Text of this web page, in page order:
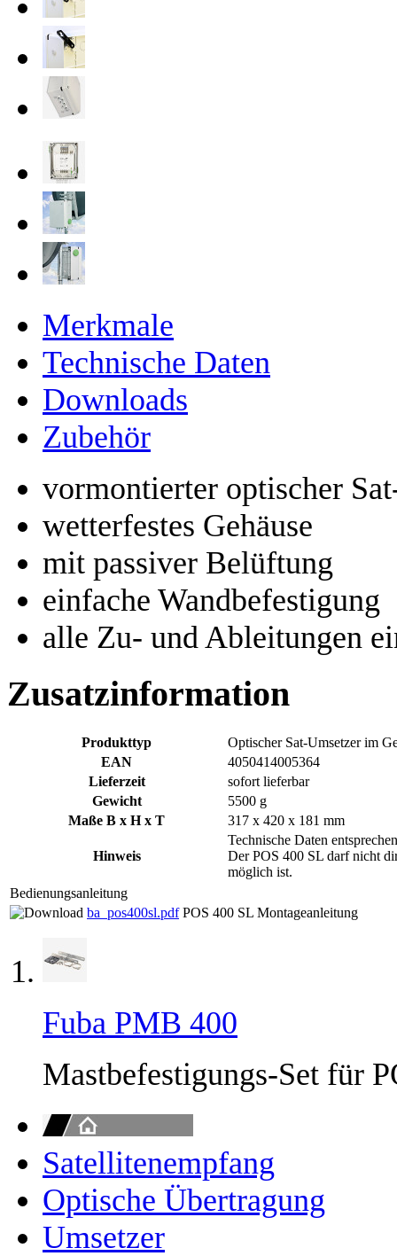
Merkmale
Technische Daten
Downloads
Zubehör
vormontierter optischer
wetterfestes Gehäuse
mit passiver Belüftung
einfache Wandbefestigung
alle Zu- und Ableitungen
Zusatzinformation
Produkttyp
Optischer Sat-Umsetzer im
EAN
4050414005364
Lieferzeit
sofort lieferbar
Gewicht
5500 g
Maße B x H x T
317 x 420 x 181 mm
Hinweis
Technische Daten
Der POS 400 SL darf nicht
möglich ist.
Bedienungsanleitung
ba_pos400sl.pdf POS 400 SL Montageanleitung
Fuba PMB 400
Mastbefestigungs-Set für
Satellitenempfang
Optische Übertragung
Umsetzer